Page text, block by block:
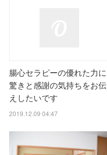
腸心セラピーの優れた力に
驚きと感謝の気持ちをお伝
えしたいです
2019.12.09 04:47